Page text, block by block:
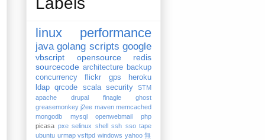
linux performance
java golang scripts google
vbscript opensource
redis
sourcecode architecture backup
concurrency
flickr gps
heroku
ldap qrcode scala security
STM
apache
drupal finagle
ghost
greasemonkey j2ee maven memcached
mongodb
mysql openwebmail
php
picasa pxe selinux shell ssh sso tape
ubuntu urmap vsftpd windows yahoo 無